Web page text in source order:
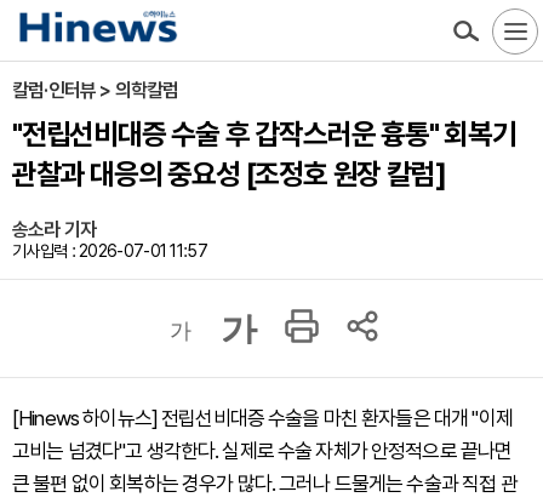
칼럼·인터뷰 > 의학칼럼
"전립선비대증 수술 후 갑작스러운 흉통" 회복기
관찰과 대응의 중요성 [조정호 원장 칼럼]
송소라 기자
기사입력 : 2026-07-01 11:57
가 가
[Hinews 하이뉴스] 전립선비대증 수술을 마친 환자들은 대개 "이제
고비는 넘겼다"고 생각한다. 실제로 수술 자체가 안정적으로 끝나면
큰 불편 없이 회복하는 경우가 많다. 그러나 드물게는 수술과 직접 관